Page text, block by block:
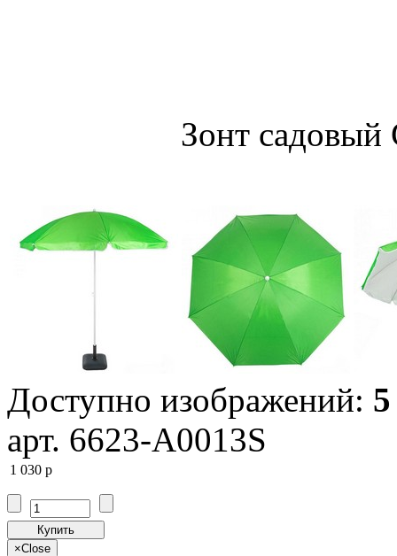
Зонт садовый
Доступно изображений: 5
арт. 6623-A0013S
1 030 p
Купить
×Close